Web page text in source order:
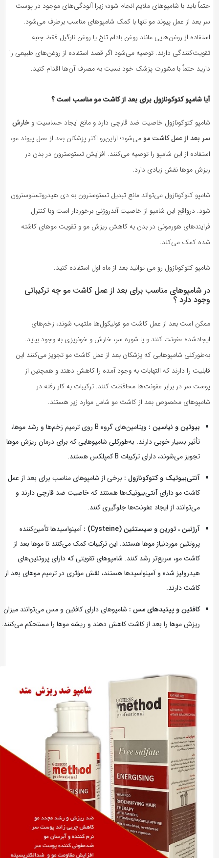
حتماً باید با شامپوهای ملایم انجام شود؛ زیرا آلودگی‌های موجود در پوست
سر بعد از عمل پیوند مو تنها با کمک شامپوهای مناسب برطرف می‌شود.
استفاده از روغن‌هایی مانند روغن بادام تلخ یا روغن نارگیل فقط جنبه
تقویت‌کنندگی دارند. توصیه می‌شود اگر قصد استفاده از روغن‌های طبیعی را
دارید حتماً با مشورت پزشک خود نسبت به مصرف آن‌ها اقدام کنید.
آیا شامپو کتوکونازول برای بعد از کاشت مو مناسب است ؟
شامپو کتوکونازول خاصیت ضد قارچی دارد و مانع ایجاد حساسیت و خارش
سر بعد از عمل کاشت مومی‌شود؛ ازاین‌رو اکثر پزشکان بعد از عمل پیوند مو،
استفاده از این شامپو را توصیه می‌کنند. افزایش تستوسترون در بدن در
ریزش موها نقش زیادی دارد.
شامپو کتوکونازول می‌تواند مانع تبدیل تستوسترون به دی هیدروتستوسترون
شود. درواقع این شامپو از خاصیت آندروژنی برخوردار است وبا کنترل
فرایندهای هورمونی در بدن به کاهش ریزش مو و تقویت موهای کاشته
شده کمک می‌کند.
شامپو کتوکونازول رو می توانید بعد از ماه اول استفاده کنید.
در شامپوهای مناسب برای بعد از عمل کاشت مو چه ترکیباتی
وجود دارد ؟
ممکن است بعد از عمل کاشت مو فولیکول‌ها ملتهب شوند، زخم‌های
ایجادشده عفونت کنند و یا شوره سر، خارش و خونریزی به وجود بیاید.
به‌طورکلی شامپوهایی که پزشکان بعد از عمل کاشت مو تجویز می‌کنند این
قابلیت را دارند که التهابات به وجود آمده را کاهش دهند و همچنین از
پوست سر در برابر عفونت‌ها محافظت کنند. ترکیبات به‌ کار رفته در
شامپوهای مخصوص بعد از کاشت مو شامل موارد زیر هستند.
بیوتین و نیاسین :
ویتامین‌های گروه B روی ترمیم زخم‌ها و رشد موها،
تأثیر بسیار خوبی دارند. به‌طورکلی شامپوهایی که برای درمان ریزش موها
تجویز می‌شوند، دارای ترکیبات B کمپلکس هستند.
آنتی‌بیوتیک و کتوکونازول : برخی از شامپوهای مناسب برای بعد از عمل
کاشت مو دارای آنتی‌بیوتیک‌ها هستند که خاصیت ضد قارچی دارند و
می‌توانند از ایجاد عفونت‌ها جلوگیری کنند.
آرژنین ، تورین و سیستئین (Cysteine) :
آمینواسیدها تأمین‌کننده
پروتئین موردنیاز موها هستند. این ترکیبات کمک می‌کنند تا موها بعد از
کاشت مو، سریع‌تر رشد کنند. شامپوهای تقویتی که دارای پروتئین‌های
هیدرولیز شده و آمینواسیدها هستند، نقش مؤثری در ترمیم موهای بعد از
کاشت دارند.
کافئین و پپتیدهای مس : شامپوهای دارای کافئین و مس می‌توانند میزان
ریزش موها را بعد از کاشت کاهش دهند و ریشه موها را مستحکم می‌کنند.